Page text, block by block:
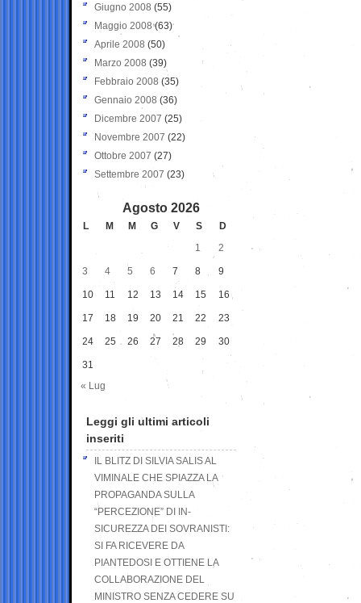
Giugno 2008 (55)
Maggio 2008(63)
Aprile 2008 (50)
Marzo 2008 (39)
Febbraio 2008 (35)
Gennaio 2008 (36)
Dicembre 2007 (25)
Novembre 2007 (22)
Ottobre 2007 (27)
Settembre 2007 (23)
Agosto 2026
L M M G V S
D
1
2
3 4 5 6 7 8 9
10 11 12 13 14 15 16
17 18 19 20 21 22 23
24 25 26 27 28 29 30
31
« Lug
Leggi gli ultimi articoli
inseriti
IL BLITZ DI SILVIA SALIS AL
VIMINALE CHE SPIAZZA LA
PROPAGANDA SULLA
“PERCEZIONE” DI IN-
SICUREZZA DEI SOVRANISTI:
SI FA RICEVERE DA
PIANTEDOSI E OTTIENE LA
COLLABORAZIONE DEL
MINISTRO SENZA CEDERE SU